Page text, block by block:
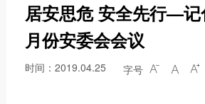
董事长致辞
公司荣誉
文化导航
企业公告
神驰产品
技术成果
人才引进
我在神驰
总裁直通车
居安思危 安全先行—记
月份安委会会议
时间：2019.04.25 字号   